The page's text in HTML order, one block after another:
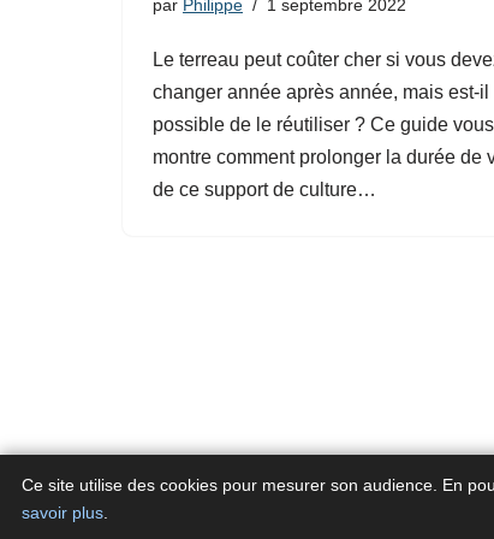
par Philippe 1 septembre 2022
Le terreau peut coûter cher si vous
changer année après année, mais est-il
possible de le réutiliser ? Ce guide vous
montre comment prolonger la durée de
de ce support de culture…
Ce site utilise des cookies pour mesurer son audience. En
savoir plus